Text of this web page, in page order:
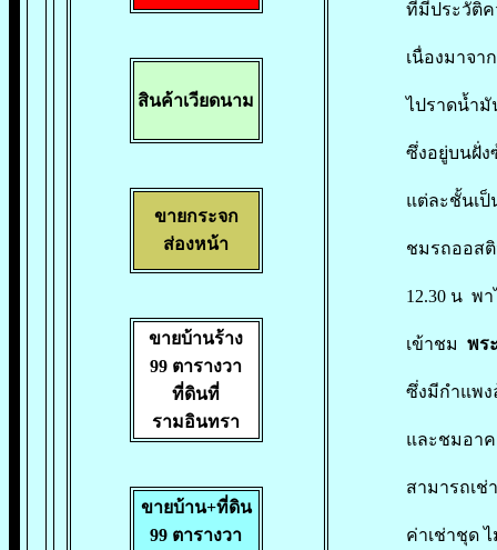
สินค้าเวียดนาม
ขายกระจก
ส่องหน้า
ขายบ้านร้าง
99 ตารางวา
ที่ดินที่
รามอินทรา
ขายบ้าน+ที่ดิน
99 ตารางวา
ที่มีประวัติ
เนื่องมาจ
ไปราดน้ำมั
ซึ่งอยู่บนฝั่ง
แต่ละชั้นเ
ชมรถออส
12.30 น พ
เข้าชม พร
ซึ่งมีกำแพ
และชมอาค
สามารถเ
ค่าเช่าชุด ไ